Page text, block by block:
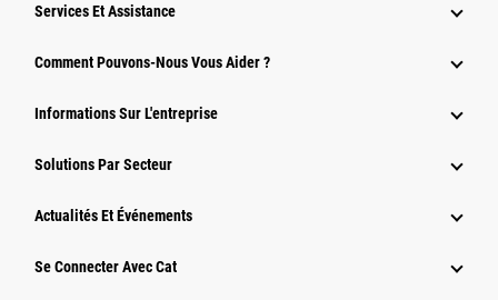
Services Et Assistance
Comment Pouvons-Nous Vous Aider ?
Informations Sur L'entreprise
Solutions Par Secteur
Actualités Et Événements
Se Connecter Avec Cat